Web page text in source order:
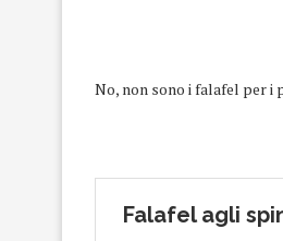
No, non sono i falafel per i
Falafel agli